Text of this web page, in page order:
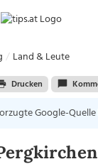
Land & Leute
Drucken
Google-